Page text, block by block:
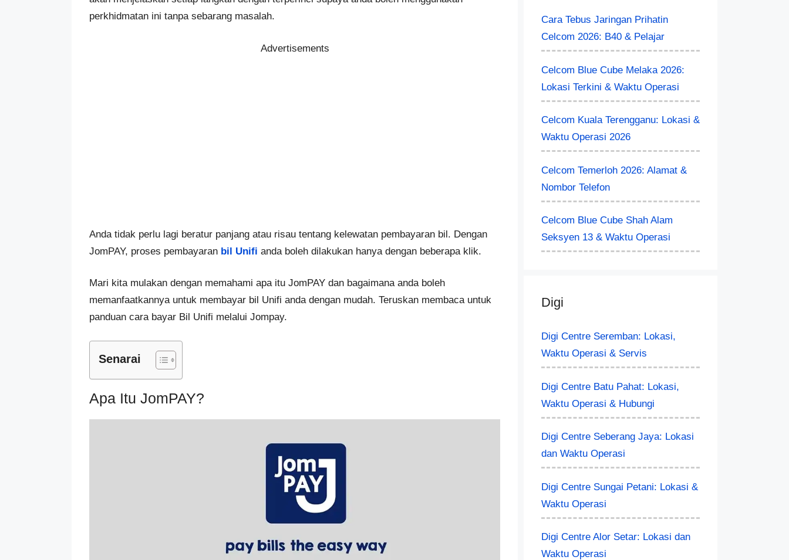
perkhidmatan ini tanpa sebarang masalah.
Advertisements
Anda tidak perlu lagi beratur panjang atau risau tentang kelewatan pembayaran bil. Dengan
JomPAY, proses pembayaran bil Unifi anda boleh dilakukan hanya dengan beberapa klik.
Mari kita mulakan dengan memahami apa itu JomPAY dan bagaimana anda boleh
memanfaatkannya untuk membayar bil Unifi anda dengan mudah. Teruskan membaca untuk
panduan cara bayar Bil Unifi melalui Jompay.
Senarai
Apa Itu JomPAY?
Cara Tebus Jaringan Prihatin
Celcom 2026: B40 & Pelajar
Celcom Blue Cube Melaka 2026:
Lokasi Terkini & Waktu Operasi
Celcom Kuala Terengganu: Lokasi &
Waktu Operasi 2026
Celcom Temerloh 2026: Alamat &
Nombor Telefon
Celcom Blue Cube Shah Alam
Seksyen 13 & Waktu Operasi
Digi
Digi Centre Seremban: Lokasi,
Waktu Operasi & Servis
Digi Centre Batu Pahat: Lokasi,
Waktu Operasi & Hubungi
Digi Centre Seberang Jaya: Lokasi
dan Waktu Operasi
Digi Centre Sungai Petani: Lokasi &
Waktu Operasi
Digi Centre Alor Setar: Lokasi dan
Waktu Operasi